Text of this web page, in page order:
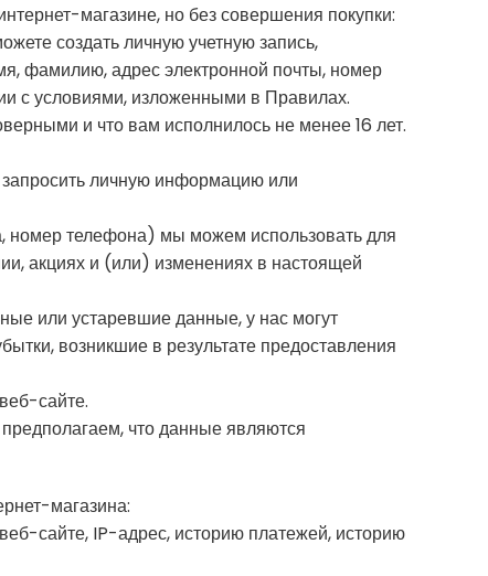
магазине, но без совершения покупки:
создать личную учетную запись,
фамилию, адрес электронной почты, номер
с условиями, изложенными в Правилах.
и что вам исполнилось не менее 16 лет.
личную информацию или
номер телефона) мы можем использовать для
акциях и (или) изменениях в настоящей
или устаревшие данные, у нас могут
возникшие в результате предоставления
сайте.
что данные являются
магазина:
сайте, IP-адрес, историю платежей, историю